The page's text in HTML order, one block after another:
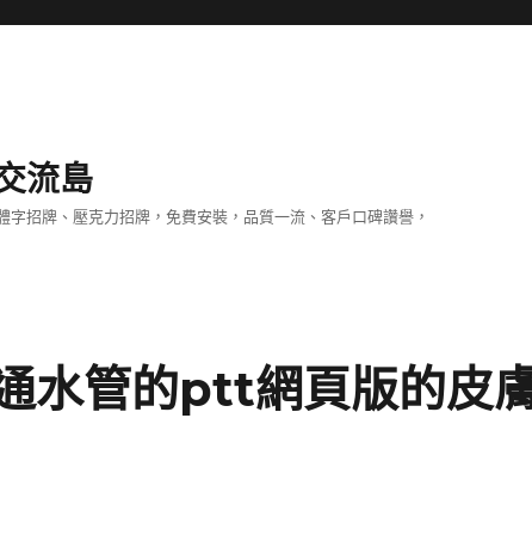
流島
招牌、壓克力招牌，免費安裝，品質一流、客戶口碑讚譽，
水管的ptt網頁版的皮